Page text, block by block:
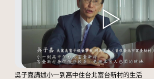
吳子嘉講述小一到高中住台北富台新村的生活